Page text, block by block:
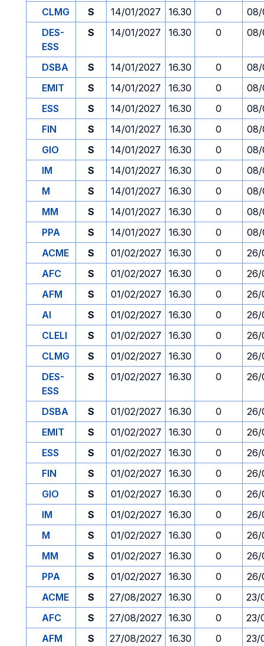
CLMG
S 14/01/2027 16.30 0
08/
DES-
ESS
S 14/01/2027 16.30 0 08/
DSBA S 14/01/2027 16.30 0
08/
EMIT
S 14/01/2027 16.30 0
08/
ESS
S 14/01/2027 16.30 0
08/
FIN
S 14/01/2027 16.30 0
08/
GIO
S 14/01/2027 16.30 0
08/
IM
S 14/01/2027 16.30 0
08/
M
S 14/01/2027 16.30 0
08/
MM
S 14/01/2027 16.30 0
08/
PPA
S 14/01/2027 16.30 0
08/
ACME
S 01/02/2027 16.30 0
26/
AFC
S 01/02/2027 16.30 0
26/
AFM
S 01/02/2027 16.30 0
26/
AI
S 01/02/2027 16.30 0
26/
CLELI
S 01/02/2027 16.30 0
26/
CLMG
S 01/02/2027 16.30 0
26/
DES-
ESS
S 01/02/2027 16.30 0 26/
DSBA S 01/02/2027 16.30 0
26/
EMIT
S 01/02/2027 16.30 0
26/
ESS
S 01/02/2027 16.30 0
26/
FIN
S 01/02/2027 16.30 0
26/
GIO
S 01/02/2027 16.30 0
26/
IM
S 01/02/2027 16.30 0
26/
M
S 01/02/2027 16.30 0
26/
MM
S 01/02/2027 16.30 0
26/
PPA
S 01/02/2027 16.30 0
26/
ACME
S 27/08/2027 16.30 0
23/
AFC
S 27/08/2027 16.30 0
23/
AFM
S 27/08/2027 16.30 0 23/